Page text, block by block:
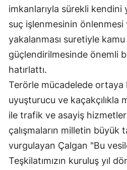
imkanlarıyla sürekli kendini
suç işlenmesinin önlenmesi
yakalanması suretiyle
güçlendirilmesinde önemli
hatırlattı.
Terörle mücadelede ortaya
uyuşturucu ve kaçakçılıkla
ile trafik ve asayiş
çalışmaların milletin büyük
vurgulayan Çalgan "Bu
Teşkilatımızın kuruluş yıl